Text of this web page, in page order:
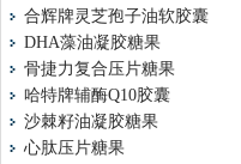
合辉牌灵芝孢子油软胶囊
DHA藻油凝胶糖果
骨捷力复合压片糖果
哈特牌辅酶Q10胶囊
沙棘籽油凝胶糖果
心肽压片糖果